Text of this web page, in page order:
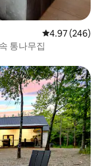
평점 4.97점(5
4.97 (246)
통나무집